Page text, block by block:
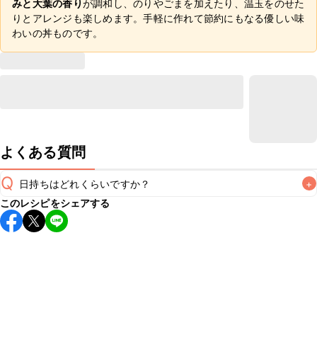
みと大葉の香りが調和し、のりやごまを加えたり、温玉をのせた
りとアレンジも楽しめます。手軽に作れて節約にもなる優しい味
わいの丼ものです。
よくある質問
Q 日持ちはどれくらいですか？ +
こちらのレシピは出来たてをお召し上がりいただくことをお
すすめします。
このレシピをシェアする